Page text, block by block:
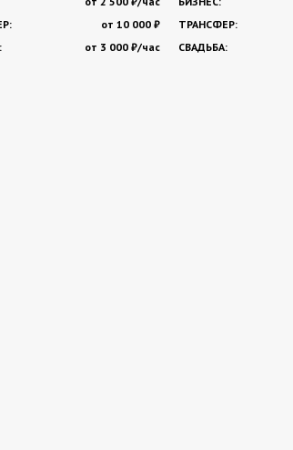
от 10 000 ₽
от 3 000 ₽/час
ТРАНСФЕР:
СВАДЬБА: